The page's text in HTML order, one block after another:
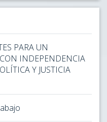
PARA UN
INDEPENDENCIA
Y JUSTICIA